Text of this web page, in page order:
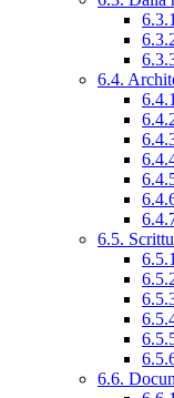
6.4.
6.5.
6.6.